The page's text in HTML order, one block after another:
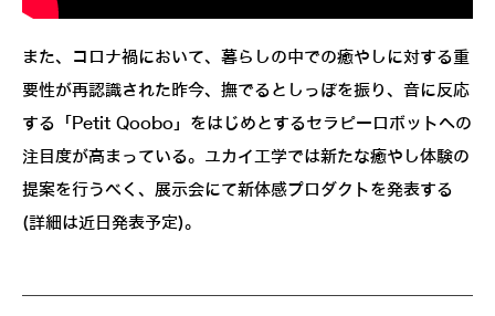
また、コロナ禍において、暮らしの中での癒やしに対する重
要性が再認識された昨今、撫でるとしっぽを振り、音に反応
する「Petit Qoobo」をはじめとするセラピーロボットへの
注目度が高まっている。ユカイ工学では新たな癒やし体験の
提案を行うべく、展示会にて新体感プロダクトを発表する
(詳細は近日発表予定)。